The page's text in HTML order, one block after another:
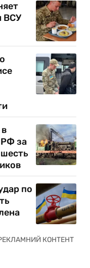
ВСУ
РФ за
по